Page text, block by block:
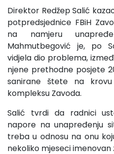
Direktor Redžep Salić
potpredsjednice FBiH
na namjeru
Mahmutbegović je, po
vidjela dio problema,
njene prethodne posjete
sanirane štete na
kompleksu Zavoda.
Salić tvrdi da radnici
napore na unapređenju
treba u odnosu na onu
nekoliko mjeseci